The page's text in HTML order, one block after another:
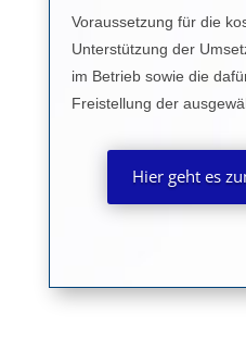
Voraussetzung für die
Unterstützung der
im Betrieb sowie die
Freistellung der
Hier geht es